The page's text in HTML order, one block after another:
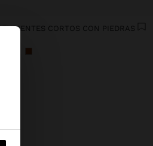
CORTOS CON PIEDRAS